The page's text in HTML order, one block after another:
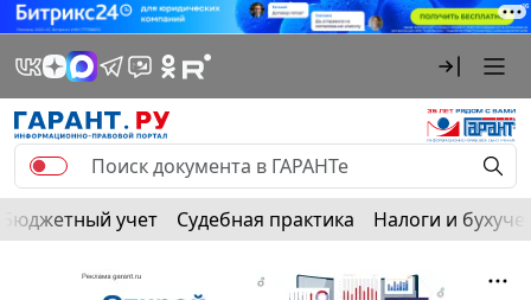
Бюджетный учет Судебная практика Налоги и